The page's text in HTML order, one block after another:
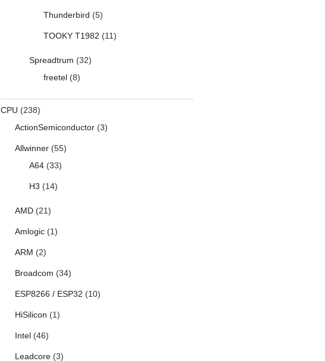
Thunderbird (5)
TOOKY T1982 (11)
Spreadtrum (32)
freetel(8)
CPU (238)
ActionSemiconductor(3)
Allwinner(55)
A64(33)
H3 (14)
AMD(21)
Amlogic(1)
ARM (2)
Broadcom (34)
ESP8266 / ESP32 (10)
HiSilicon (1)
Intel(46)
Leadcore(3)